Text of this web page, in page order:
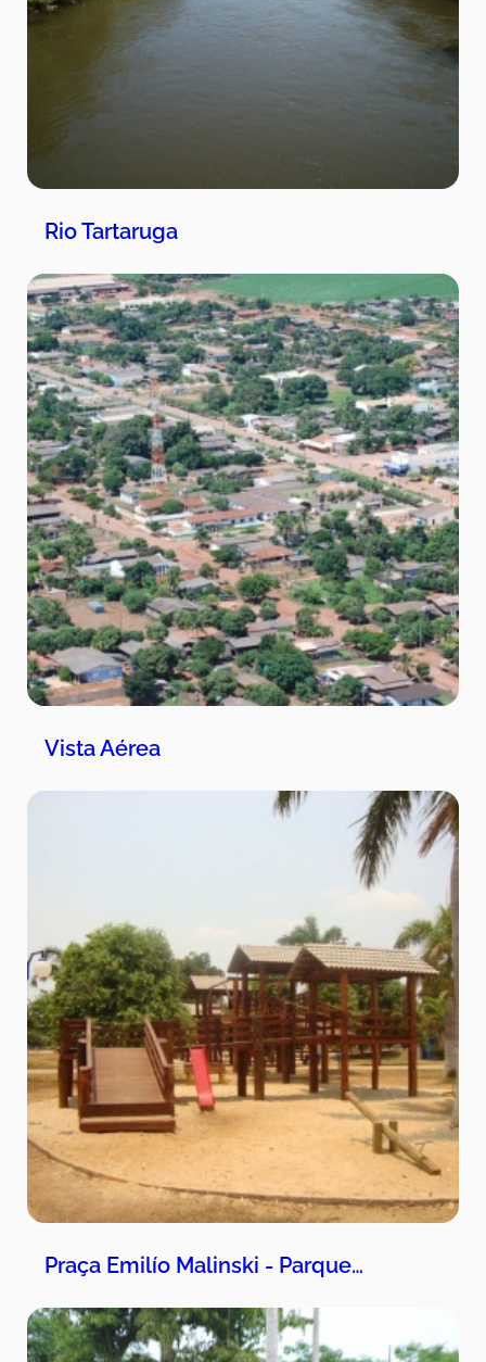
Rio Tartaruga
Vista Aérea
Praça Emilío Malinski - Parque…